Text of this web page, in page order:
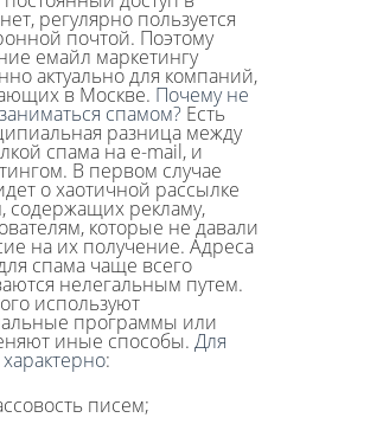
регулярно пользуется
почтой. Поэтому
емайл маркетингу
актуально для компаний,
в Москве. Почему не
спамом? Есть
разница между
спама на e-mail, и
В первом случае
о хаотичной рассылке
содержащих рекламу,
которые не давали
на их получение. Адреса
спама чаще всего
нелегальным путем.
используют
программы или
иные способы. Для
:
писем;